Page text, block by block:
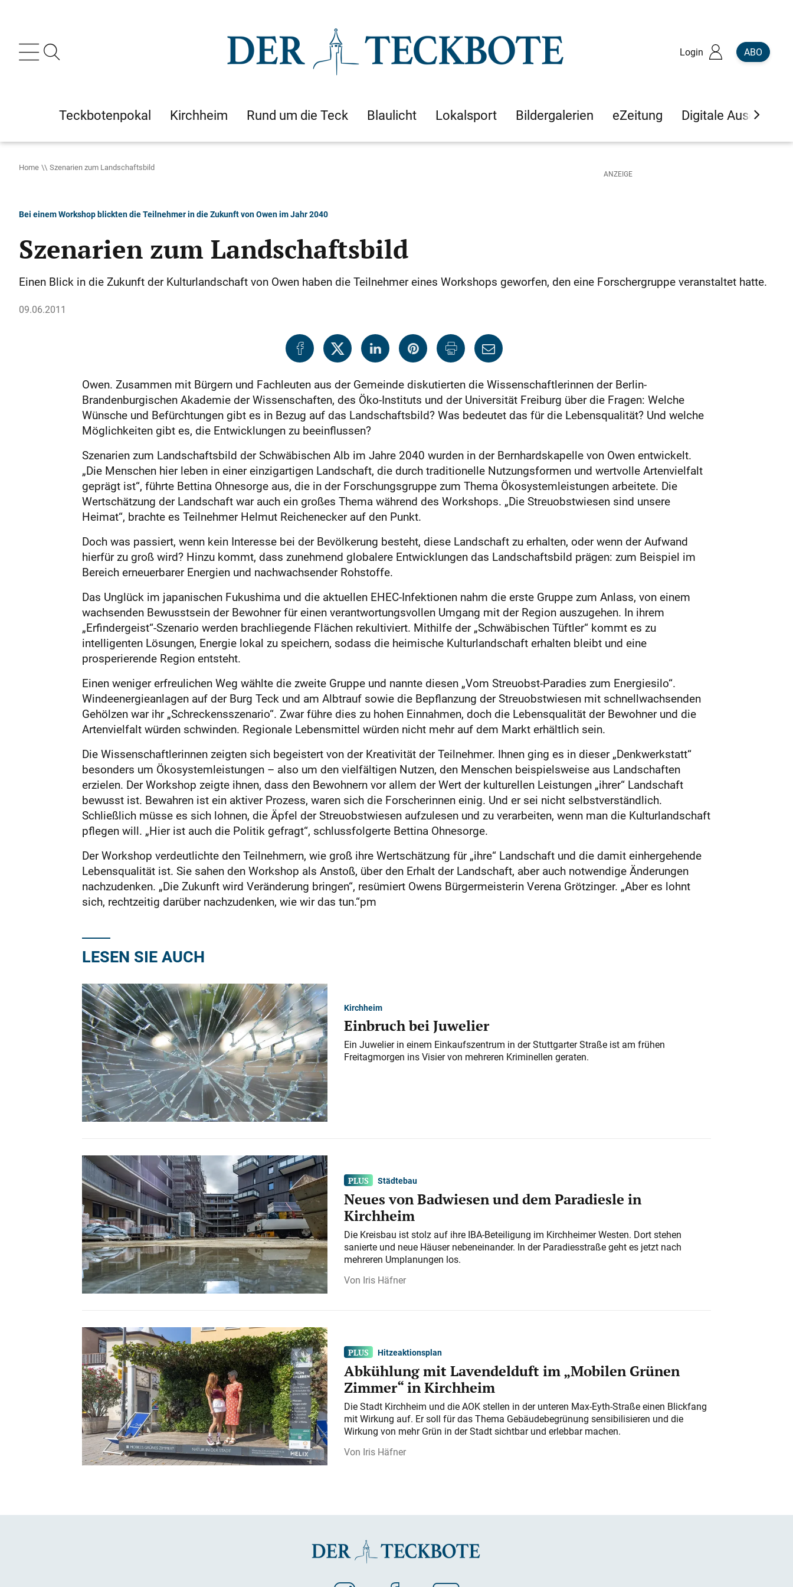
Login ABO
Teckbotenpokal Kirchheim Rund um die Teck Blaulicht Lokalsport Bildergalerien eZeitung Digitale Ausgaben
Home Szenarien zum Landschaftsbild
Bei einem Workshop blickten die Teilnehmer in die Zukunft von Owen im Jahr 2040
Szenarien zum Landschaftsbild
Einen Blick in die Zukunft der Kulturlandschaft von Owen haben die Teilnehmer eines Workshops geworfen, den eine Forschergruppe veranstaltet hatte.
09.06.2011
Owen. Zusammen mit Bürgern und Fachleuten aus der Gemeinde diskutierten die Wissenschaftlerinnen der Berlin-
Brandenburgischen Akademie der Wissenschaften, des Öko-Instituts und der Universität Freiburg über die Fragen: Welche
Wünsche und Befürchtungen gibt es in Bezug auf das Landschaftsbild? Was bedeutet das für die Lebensqualität? Und welche
Möglichkeiten gibt es, die Entwicklungen zu beeinflussen?
Szenarien zum Landschaftsbild der Schwäbischen Alb im Jahre 2040 wurden in der Bernhardskapelle von Owen entwickelt.
„Die Menschen hier leben in einer einzigartigen Landschaft, die durch traditionelle Nutzungsformen und wertvolle Artenvielfalt
geprägt ist“, führte Bettina Ohnesorge aus, die in der Forschungsgruppe zum Thema Ökosys­temleistungen arbeitete. Die
Wertschätzung der Landschaft war auch ein großes Thema während des Workshops. „Die Streuobstwiesen sind unsere
Heimat“, brachte es Teilnehmer Helmut Reichenecker auf den Punkt.
Doch was passiert, wenn kein Interesse bei der Bevölkerung besteht, diese Landschaft zu erhalten, oder wenn der Aufwand
hierfür zu groß wird? Hinzu kommt, dass zunehmend globalere Entwicklungen das Landschaftsbild prägen: zum Beispiel im
Bereich erneuerbarer Energien und nachwachsender Rohstoffe.
Das Unglück im japanischen Fukushima und die aktuellen EHEC-Infektionen nahm die erste Gruppe zum Anlass, von einem
wachsenden Bewusstsein der Bewohner für einen verantwortungsvollen Umgang mit der Region auszugehen. In ihrem
„Erfindergeist“-Szenario werden brachliegende Flächen rekultiviert. Mithilfe der „Schwäbischen Tüftler“ kommt es zu
intelligenten Lösungen, Energie lokal zu speichern, sodass die heimische Kulturlandschaft erhalten bleibt und eine
prosperierende Region entsteht.
Einen weniger erfreulichen Weg wählte die zweite Gruppe und nannte diesen „Vom Streuobst-Paradies zum Energiesilo“.
Windeenergieanlagen auf der Burg Teck und am Albtrauf sowie die Bepflanzung der Streuobstwiesen mit schnellwachsenden
Gehölzen war ihr „Schreckensszenario“. Zwar führe dies zu hohen Einnahmen, doch die Lebensqualität der Bewohner und die
Artenvielfalt würden schwinden. Regionale Lebensmittel würden nicht mehr auf dem Markt erhältlich sein.
Die Wissenschaftlerinnen zeigten sich begeistert von der Kreativität der Teilnehmer. Ihnen ging es in dieser „Denkwerkstatt“
besonders um Ökosystemleistungen – also um den vielfältigen Nutzen, den Menschen beispielsweise aus Landschaften
erzielen. Der Workshop zeigte ihnen, dass den Bewohnern vor allem der Wert der kulturellen Leistungen „ihrer“ Landschaft
bewusst ist. Bewahren ist ein aktiver Prozess, waren sich die Forscherinnen einig. Und er sei nicht selbstverständlich.
Schließlich müsse es sich lohnen, die Äpfel der Streuobstwiesen aufzulesen und zu verarbeiten, wenn man die Kulturlandschaft
pflegen will. „Hier ist auch die Politik gefragt“, schlussfolgerte Bettina Ohnesorge.
Der Workshop verdeutlichte den Teilnehmern, wie groß ihre Wertschätzung für „ihre“ Landschaft und die damit einhergehende
Lebensqualität ist. Sie sahen den Workshop als Anstoß, über den Erhalt der Landschaft, aber auch notwendige Änderungen
nachzudenken. „Die Zukunft wird Veränderung bringen“, resümiert Owens Bürgermeisterin Verena Grötzinger. „Aber es lohnt
sich, rechtzeitig darüber nachzudenken, wie wir das tun.“pm
LESEN SIE AUCH
Kirchheim
Einbruch bei Juwelier
Ein Juwelier in einem Einkaufszentrum in der Stuttgarter Straße ist am frühen
Freitagmorgen ins Visier von mehreren Kriminellen geraten.
Städtebau
Neues von Badwiesen und dem Paradiesle in
Kirchheim
Die Kreisbau ist stolz auf ihre IBA-Beteiligung im Kirchheimer Westen. Dort stehen
sanierte und neue Häuser nebeneinander. In der Paradiesstraße geht es jetzt nach
mehreren Umplanungen los.
Iris Häfner
Hitzeaktionsplan
Abkühlung mit Lavendelduft im „Mobilen Grünen
Zimmer“ in Kirchheim
Die Stadt Kirchheim und die AOK stellen in der unteren Max-Eyth-Straße einen Blickfang
mit Wirkung auf. Er soll für das Thema Gebäudebegrünung sensibilisieren und die
Wirkung von mehr Grün in der Stadt sichtbar und erlebbar machen.
Iris Häfner